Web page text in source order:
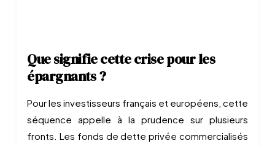
Que signifie cette crise pour les
épargnants ?
Pour les investisseurs français et européens, cette
séquence appelle à la prudence sur plusieurs
fronts. Les fonds de dette privée commercialisés